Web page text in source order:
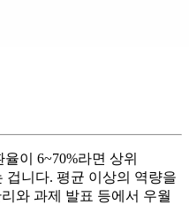
이 6~70%라면 상위
겁니다. 평균 이상의 역량을
와 과제 발표 등에서 우월